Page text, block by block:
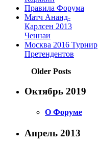
Правила Форума
Матч Ананд-
Карлсен 2013
Ченнаи
Москва 2016 Турнир
Претендентов
Older Posts
Октябрь 2019
О Форуме
Апрель 2013